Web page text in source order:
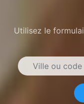
Utilisez le